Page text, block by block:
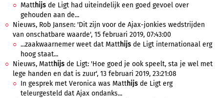
Matthijs de Ligt had uiteindelijk een goed gevoel over
gehouden aan de...
Nieuws, Rob Jansen: 'Dit zijn voor de Ajax-jonkies wedstrijden
van onschatbare waarde', 15 februari 2019, 07:43:00
...zaakwaarnemer weet dat Matthijs de Ligt internationaal erg
hoog staat...
Nieuws, Matthijs de Ligt: 'Hoe goed je ook speelt, sta je wel met
lege handen en dat is zuur', 13 februari 2019, 23:21:08
In gesprek met Veronica was Matthijs de Ligt erg
teleurgesteld dat Ajax ondanks...